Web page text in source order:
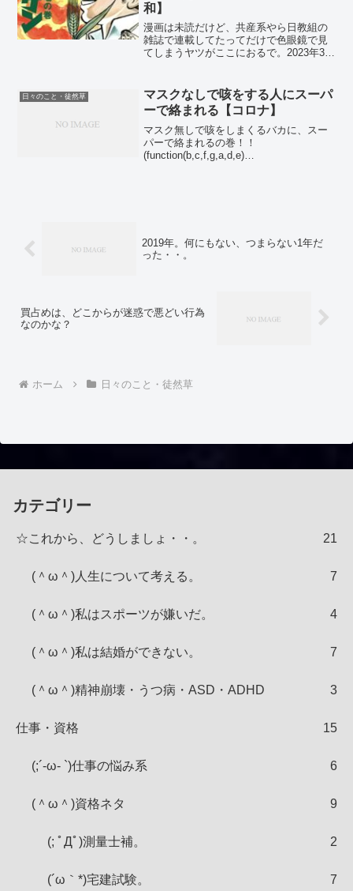
和】
漫画は未読だけど、共産系やら日教組の
雑誌で連載してたってだけで色眼鏡で見
てしまうヤツがここにおるで。2023年3
は、未読だけど。でも、どっかで読んだ
ような気はする。...
日々のこと・徒然草
マスクなしで咳をする人にスーパ
ーで絡まれる【コロナ】
マスク無しで咳をしまくるバカに、スー
パーで絡まれるの巻！！
(function(b,c,f,g,a,d,e)
2019年。何にもない、つまらない1年だ
った・・。
買占めは、どこからが迷惑で悪どい行為
なのかな？
ホーム 日々のこと・徒然草
カテゴリー
☆これから、どうしましょ・・。 21
(＾ω＾)人生について考える。 7
(＾ω＾)私はスポーツが嫌いだ。 4
(＾ω＾)私は結婚ができない。 7
(＾ω＾)精神崩壊・うつ病・ASD・ADHD 3
仕事・資格 15
(;´-ω- `)仕事の悩み系 6
(＾ω＾)資格ネタ 9
(; ﾟДﾟ)測量士補。 2
(´ω｀*)宅建試験。 7